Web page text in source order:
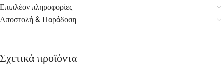
Επιπλέον πληροφορίες
Αποστολή & Παράδοση
Σχετικά προϊόντα